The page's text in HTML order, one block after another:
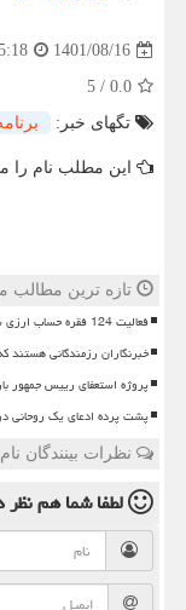
1401/08/16
0.0
/
5
تگهای خبر:
این مطلب نام را
تازه ترین مطالب
فعالیت 124 فقره حساب ارزی سازمانهای دولتی خارج از حساب واحد خزانه
خبرنگاران رزمندگانی
پروژه استعفای رییس جمهور
پشت پرده ادعای یک روحانی در رابطه با ۲۸ بار
نظرات بینندگان
لطفا شما هم